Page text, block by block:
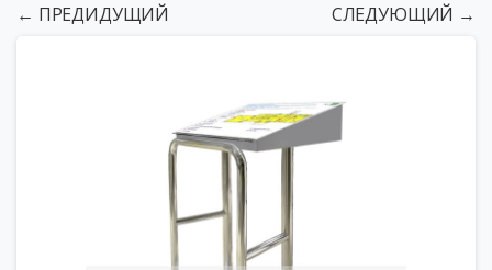
← ПРЕДИДУЩИЙ СЛЕДУЮЩИЙ →